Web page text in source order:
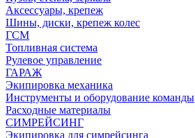
Аксессуары, крепеж
Шины, диски, крепеж колес
ГСМ
Топливная система
Рулевое управление
ГАРАЖ
Экипировка механика
Инструменты и оборудование команды
Расходные материалы
СИМРЕЙСИНГ
Экипировка для симрейсинга